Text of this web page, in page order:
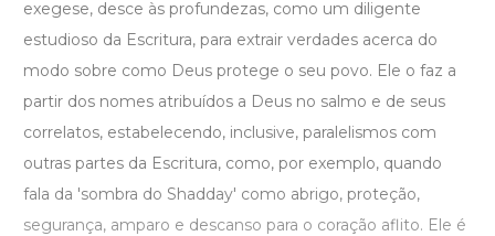
exegese, desce às profundezas, como um diligente
estudioso da Escritura, para extrair verdades acerca do
modo sobre como Deus protege o seu povo. Ele o faz a
partir dos nomes atribuídos a Deus no salmo e de seus
correlatos, estabelecendo, inclusive, paralelismos com
outras partes da Escritura, como, por exemplo, quando
fala da 'sombra do Shadday' como abrigo, proteção,
segurança, amparo e descanso para o coração aflito. Ele é